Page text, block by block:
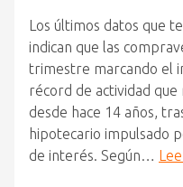
Los últimos datos que
indican que las
trimestre marcando el
récord de actividad que
desde hace 14 años,
hipotecario impulsado
de interés. Según…